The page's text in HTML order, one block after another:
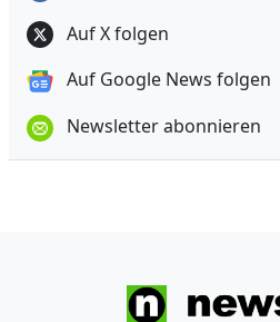
Auf X folgen
Auf Google News folgen
Newsletter abonnieren